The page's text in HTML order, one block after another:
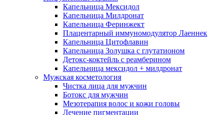
Капельница Мексидол
Капельница Милдронат
Капельница Феринжект
Плацентарный иммуномодулятор Лаеннек
Капельница Цитофлавин
Капельница Золушка с глутатионом
Детокс-коктейль с реамберином
Капельница мексидол + милдронат
Мужская косметология
Чистка лица для мужчин
Ботокс для мужчин
Мезотерапия волос и кожи головы
Лечение пигментации